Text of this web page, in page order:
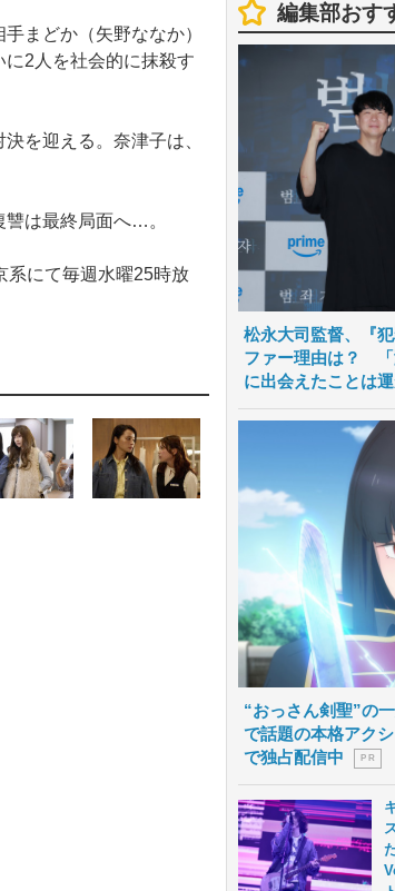
まどか（矢野ななか）
2人を社会的に抹殺す
を迎える。奈津子は、
は最終局面へ…。
にて毎週水曜25時放
編集部おす
松永大司監督、『
ファー理由は？ 「
に出会えたことは
“おっさん剣聖”の
で話題の本格アク
で独占配信中
P R